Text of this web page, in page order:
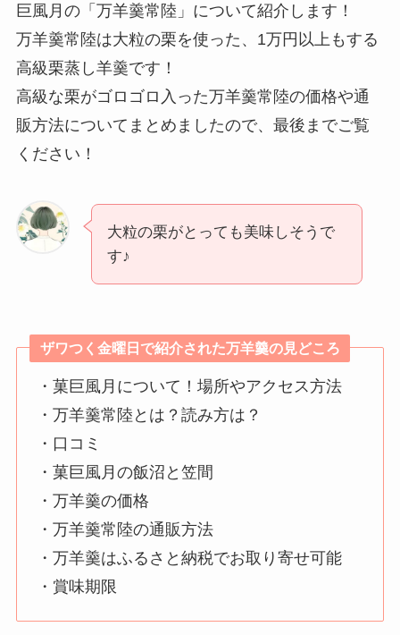
巨風月の「万羊羹常陸」について紹介します！
万羊羹常陸は大粒の栗を使った、1万円以上もする
高級栗蒸し羊羹です！
高級な栗がゴロゴロ入った万羊羹常陸の価格や通
販方法についてまとめましたので、最後までご覧
ください！
大粒の栗がとっても美味しそうで
す♪
ザワつく金曜日で紹介された万羊羹の見どころ
・菓巨風月について！場所やアクセス方法
・万羊羹常陸とは？読み方は？
・口コミ
・菓巨風月の飯沼と笠間
・万羊羹の価格
・万羊羹常陸の通販方法
・万羊羹はふるさと納税でお取り寄せ可能
・賞味期限